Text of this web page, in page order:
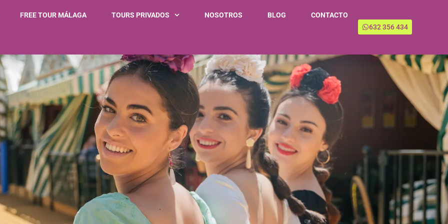
FREE TOUR MÁLAGA TOURS PRIVADOS NOSOTROS BLOG
CONTACTO
632 356 434